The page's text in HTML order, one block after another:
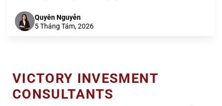
Quyên Nguyễn
5 Tháng Tám, 2026
VICTORY INVESMENT
CONSULTANTS